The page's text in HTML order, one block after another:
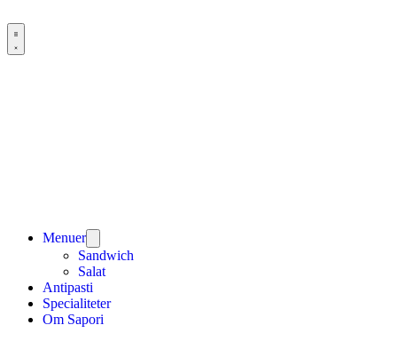
Menuer
Sandwich
Salat
Antipasti
Specialiteter
Om Sapori